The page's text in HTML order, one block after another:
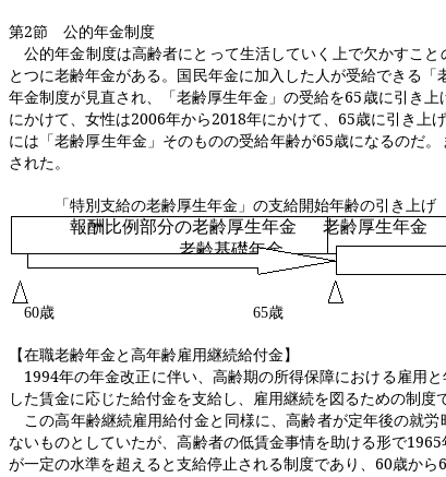
第2節 公的年金制度
公的年金制度は高齢者にとって生活していく上で欠かすこ
とつに老齢年金がある。国民年金に加入した人が受給できる「
年金制度が見直され、「老齢厚生年金」の受給を65歳に引き上
にかけて、女性は2006年から2018年にかけて、 65歳に引き上
には「老齢厚生年金」そのものの受給年齢が65歳になるのだ。
された。
「特別支給の老齢厚生年金」の支給開始年齢の引き上げ
報酬比例部分の老齢厚生年金
老齢厚生年金
老齢基礎年金
60歳 65歳
【在職老齢年金と高年齢雇用継続給付金】
1994年の年金改正に伴い、高齢期の所得保障における雇用
した賃金に応じた給付金を支給し、雇用継続を図るための制度
この高年齢継続雇用給付金と同様に、高齢者が定年後の就
ないものとしていたが、高齢者の低賃金事情を助ける形で1965
が一定の水準を超えると支給停止される制度であり、 60歳から